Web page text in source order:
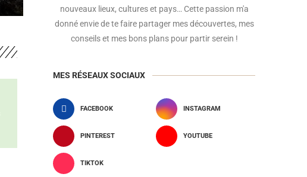
nouveaux lieux, cultures et pays… Cette passion m'a
donné envie de te faire partager mes découvertes, mes
conseils et mes bons plans pour partir serein !
MES RÉSEAUX SOCIAUX
FACEBOOK INSTAGRAM
PINTEREST YOUTUBE
TIKTOK